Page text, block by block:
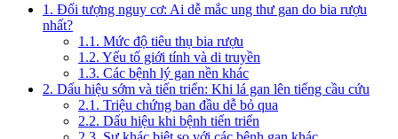
1. Đối tượng nguy cơ: Ai dễ mắc ung thư gan do bia rượu
nhất?
1.1. Mức độ tiêu thụ bia rượu
1.2. Yếu tố giới tính và di truyền
1.3. Các bệnh lý gan nền khác
2. Dấu hiệu sớm và tiến triển: Khi lá gan lên tiếng cầu cứu
2.1. Triệu chứng ban đầu dễ bỏ qua
2.2. Dấu hiệu khi bệnh tiến triển